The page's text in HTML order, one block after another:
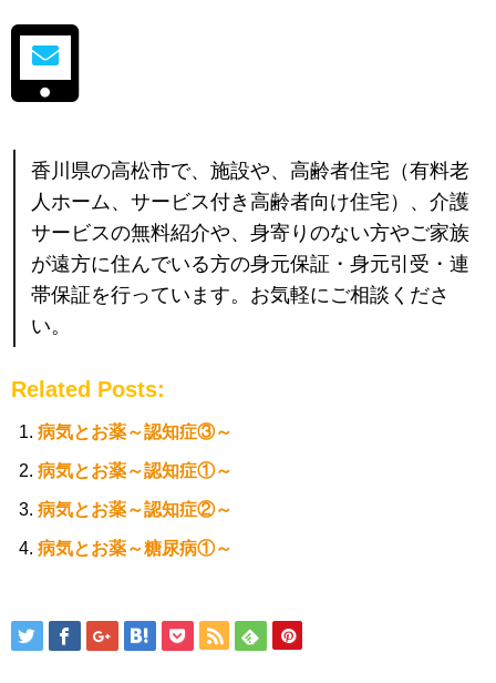
香川県の高松市で、施設や、高齢者住宅（有料老
人ホーム、サービス付き高齢者向け住宅）、介護
サービスの無料紹介や、身寄りのない方やご家族
が遠方に住んでいる方の身元保証・身元引受・連
帯保証を行っています。お気軽にご相談くださ
い。
Related Posts:
病気とお薬～認知症③～
病気とお薬～認知症①～
病気とお薬～認知症②～
病気とお薬～糖尿病①～